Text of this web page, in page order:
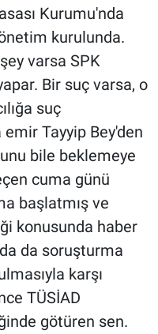
Kurumu'nda
kurulunda.
varsa SPK
Bir suç varsa, o
suç
Tayyip Bey'den
bile beklemeye
cuma günü
başlatmış ve
konusunda haber
da soruşturma
karşı
TÜSİAD
götüren sen.